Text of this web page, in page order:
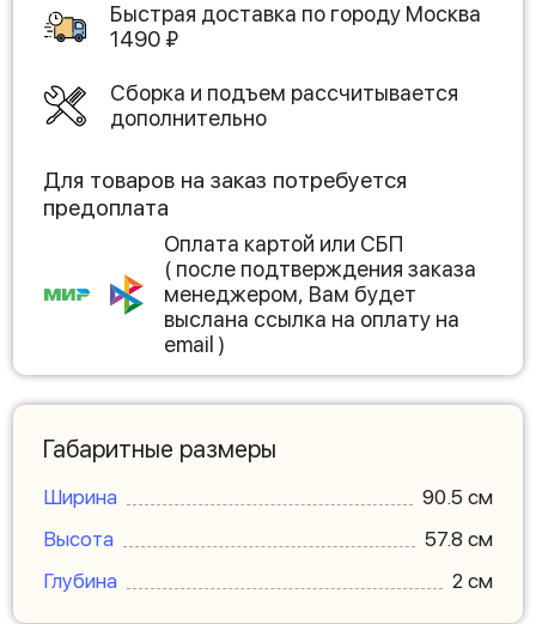
Быстрая доставка по городу Москва
1490 ₽
Сборка и подъем рассчитывается
дополнительно
Для товаров на заказ потребуется
предоплата
Оплата картой или СБП
( после подтверждения заказа
менеджером, Вам будет
выслана ссылка на оплату на
email )
Габаритные размеры
Ширина
90.5 см
Высота
57.8 см
Глубина
2 см